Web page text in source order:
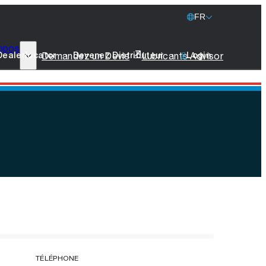
FR
Lubricants
La Durabilité
Promotionnels
Demandez un Devis Lubricants Advisor
Devenez Distributeur Login
TÉLÉPHONE